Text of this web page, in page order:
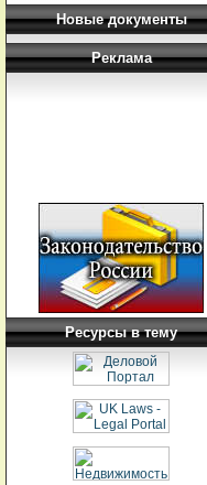
Новые документы
Реклама
Ресурсы в тему